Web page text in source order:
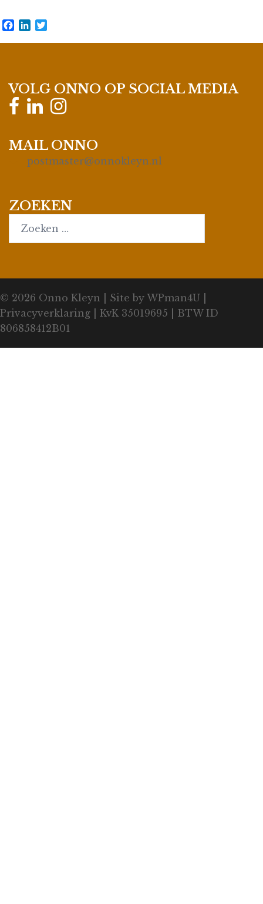
Facebook
LinkedIn
VOLG ONNO OP SOCIAL MEDIA
MAIL ONNO
postmaster@onnokleyn.nl
ZOEKEN
Search…
© 2026 Onno Kleyn | Site by WPman4U
Privacyverklaring | KvK 35019695 | BTW ID
806858412B01